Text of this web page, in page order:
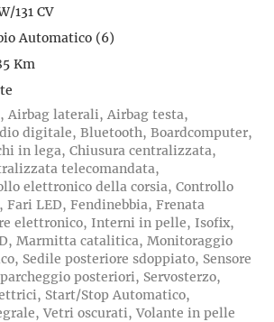
131 CV
Automatico (6)
Km
Airbag laterali, Airbag testa,
digitale, Bluetooth, Boardcomputer,
in lega, Chiusura centralizzata,
telecomandata,
elettronico della corsia, Controllo
LED, Fendinebbia, Frenata
elettronico, Interni in pelle, Isofix,
Marmitta catalitica, Monitoraggio
Sedile posteriore sdoppiato, Sensore
posteriori, Servosterzo,
Start/Stop Automatico,
Vetri oscurati, Volante in pelle